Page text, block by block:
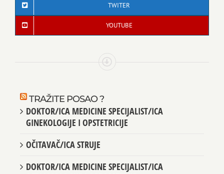
TWITER
YOUTUBE
TRAŽITE POSAO ?
DOKTOR/ICA MEDICINE SPECIJALIST/ICA
GINEKOLOGIJE I OPSTETRICIJE
OČITAVAČ/ICA STRUJE
DOKTOR/ICA MEDICINE SPECIJALIST/ICA